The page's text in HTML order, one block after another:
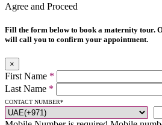
Agree and Proceed
Fill the form below to book a maternity tour.
will call you to confirm your appointment.
×
First Name *
Last Name *
CONTACT NUMBER*